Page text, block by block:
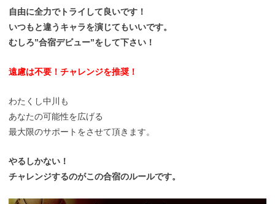
自由に全力でトライして良いです！
いつもと違うキャラを演じてもいいです。
むしろ”合宿デビュー”をして下さい！
遠慮は不要！チャレンジを推奨！
わたくし中川も
あなたの可能性を広げる
最大限のサポートをさせて頂きます。
やるしかない！
チャレンジするのがこの合宿のルールです。